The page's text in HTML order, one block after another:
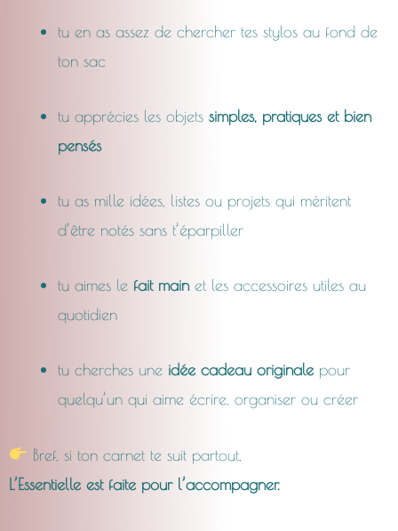
tu en as assez de chercher tes stylos au fond de
ton sac
tu apprécies les objets simples, pratiques et bien
pensés
tu as mille idées, listes ou projets qui méritent
d’être notés sans t’éparpiller
tu aimes le fait mainet les accessoires utiles au
quotidien
tu cherches une idée cadeau originalepour
quelqu’un qui aime écrire, organiser ou créer
Bref, si ton carnet te suit partout,
L’Essentielle est faite pour l’accompagner.